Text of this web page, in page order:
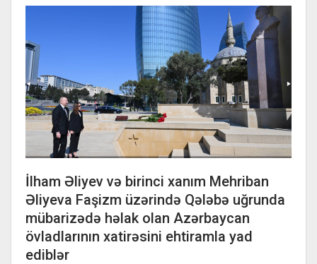
İlham Əliyev və birinci xanım Mehriban
Əliyeva Faşizm üzərində Qələbə uğrunda
mübarizədə həlak olan Azərbaycan
övladlarının xatirəsini ehtiramla yad
ediblər